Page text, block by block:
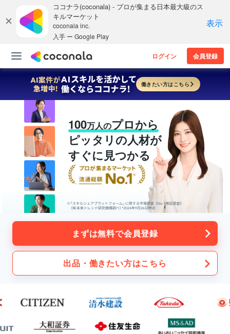
働きたい方はこちら
ココナラ(coconala) - プロが集まる日本最大級のス
キルマーケット
coconala inc.
入手 ー Google Play
表示
ログイン 会員登録
100万人のプロから
ピッタリの人材が
すぐに見つかる
まずは無料で会員登録
出品・働きたい方はこちら